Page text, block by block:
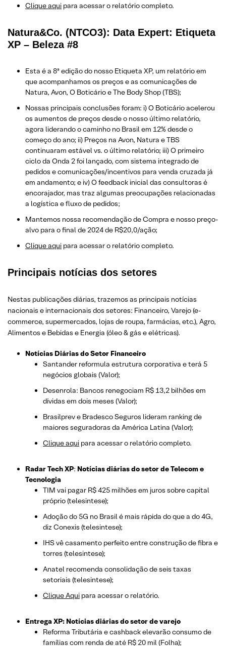
Clique aqui para acessar o relatório completo.
Natura&Co. (NTCO3): Data Expert: Etiqueta
XP – Beleza #8
Esta é a 8ª edição do nosso Etiqueta XP, um relatório em
que acompanhamos os preços e as comunicações de
Natura, Avon, O Boticário e The Body Shop (TBS);
Nossas principais conclusões foram: i) O Boticário acelerou
os aumentos de preços desde o nosso último relatório,
agora liderando o caminho no Brasil em 12% desde o
começo do ano; ii) Preços na Avon, Natura e TBS
continuaram estável vs. o último relatório; iii) O primeiro
ciclo da Onda 2 foi lançado, com sistema integrado de
pedidos e comunicações/incentivos para venda cruzada já
em andamento; e iv) O feedback inicial das consultoras é
encorajador, mas traz algumas preocupações relacionadas
a logística e fluxo de pedidos;
Mantemos nossa recomendação de Compra e nosso preço-
alvo para o final de 2024 de R$20,0/ação;
Clique aqui para acessar o relatório completo.
Principais notícias dos setores
Nestas publicações diárias, trazemos as principais notícias
nacionais e internacionais dos setores: Financeiro, Varejo(e-
commerce, supermercados, lojas de roupa, farmácias, etc.), Agro,
Alimentos e Bebidas e Energia (óleo & gás e elétricas).
Notícias Diárias do Setor Financeiro
Santander reformula estrutura corporativa e terá 5
negócios globais (Valor);
Desenrola: Bancos renegociam R$ 13,2 bilhões em
dívidas em dois meses (Valor);
Brasilprev e Bradesco Seguros lideram ranking de
maiores seguradoras da América Latina (Valor);
Clique aqui para acessar o relatório completo.
Radar Tech XP: Notícias diárias do setor de Telecom e
Tecnologia
TIM vai pagar R$ 425 milhões em juros sobre capital
próprio (telesintese);
Adoção do 5G no Brasil é mais rápida do que a do 4G,
diz Conexis (telesintese);
IHS vê casamento perfeito entre construção de fibra e
torres (telesintese);
Anatel recomenda consolidação de seis taxas
setoriais (telesintese);
Clique Aqui para acessar o relatório.
Entrega XP: Notícias diárias do setor de varejo
Reforma Tributária e cashback elevarão consumo de
famílias com renda de até R$ 20 mil (Folha);